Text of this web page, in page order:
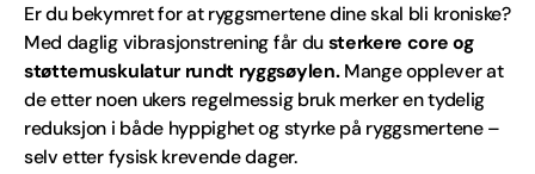
Er du bekymret for at ryggsmertene dine skal bli kroniske?
Med daglig vibrasjonstrening får dusterkere core og
støttemuskulatur rundt ryggsøylen.Mange opplever at
de etter noen ukers regelmessig bruk merker en tydelig
reduksjon i både hyppighet og styrke på ryggsmertene –
selv etter fysisk krevende dager.